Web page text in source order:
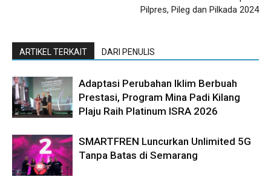
Pilpres, Pileg dan Pilkada 2024
ARTIKEL TERKAIT DARI PENULIS
Adaptasi Perubahan Iklim Berbuah
Prestasi, Program Mina Padi Kilang
Plaju Raih Platinum ISRA 2026
SMARTFREN Luncurkan Unlimited 5G
Tanpa Batas di Semarang